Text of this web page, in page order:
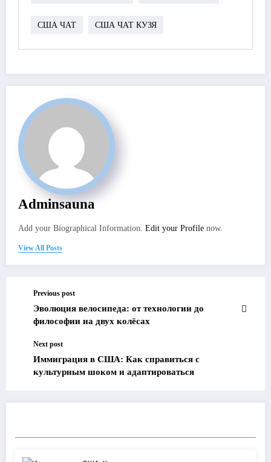
США ЧАТ США ЧАТ КУЗЯ
Adminsauna
Add your Biographical Information. Edit your Profile now.
View All Posts
Previous post
Эволюция велосипеда: от технологии до
философии на двух колёсах
Next post
Иммиграция в США: Как справиться с
культурным шоком и адаптироваться